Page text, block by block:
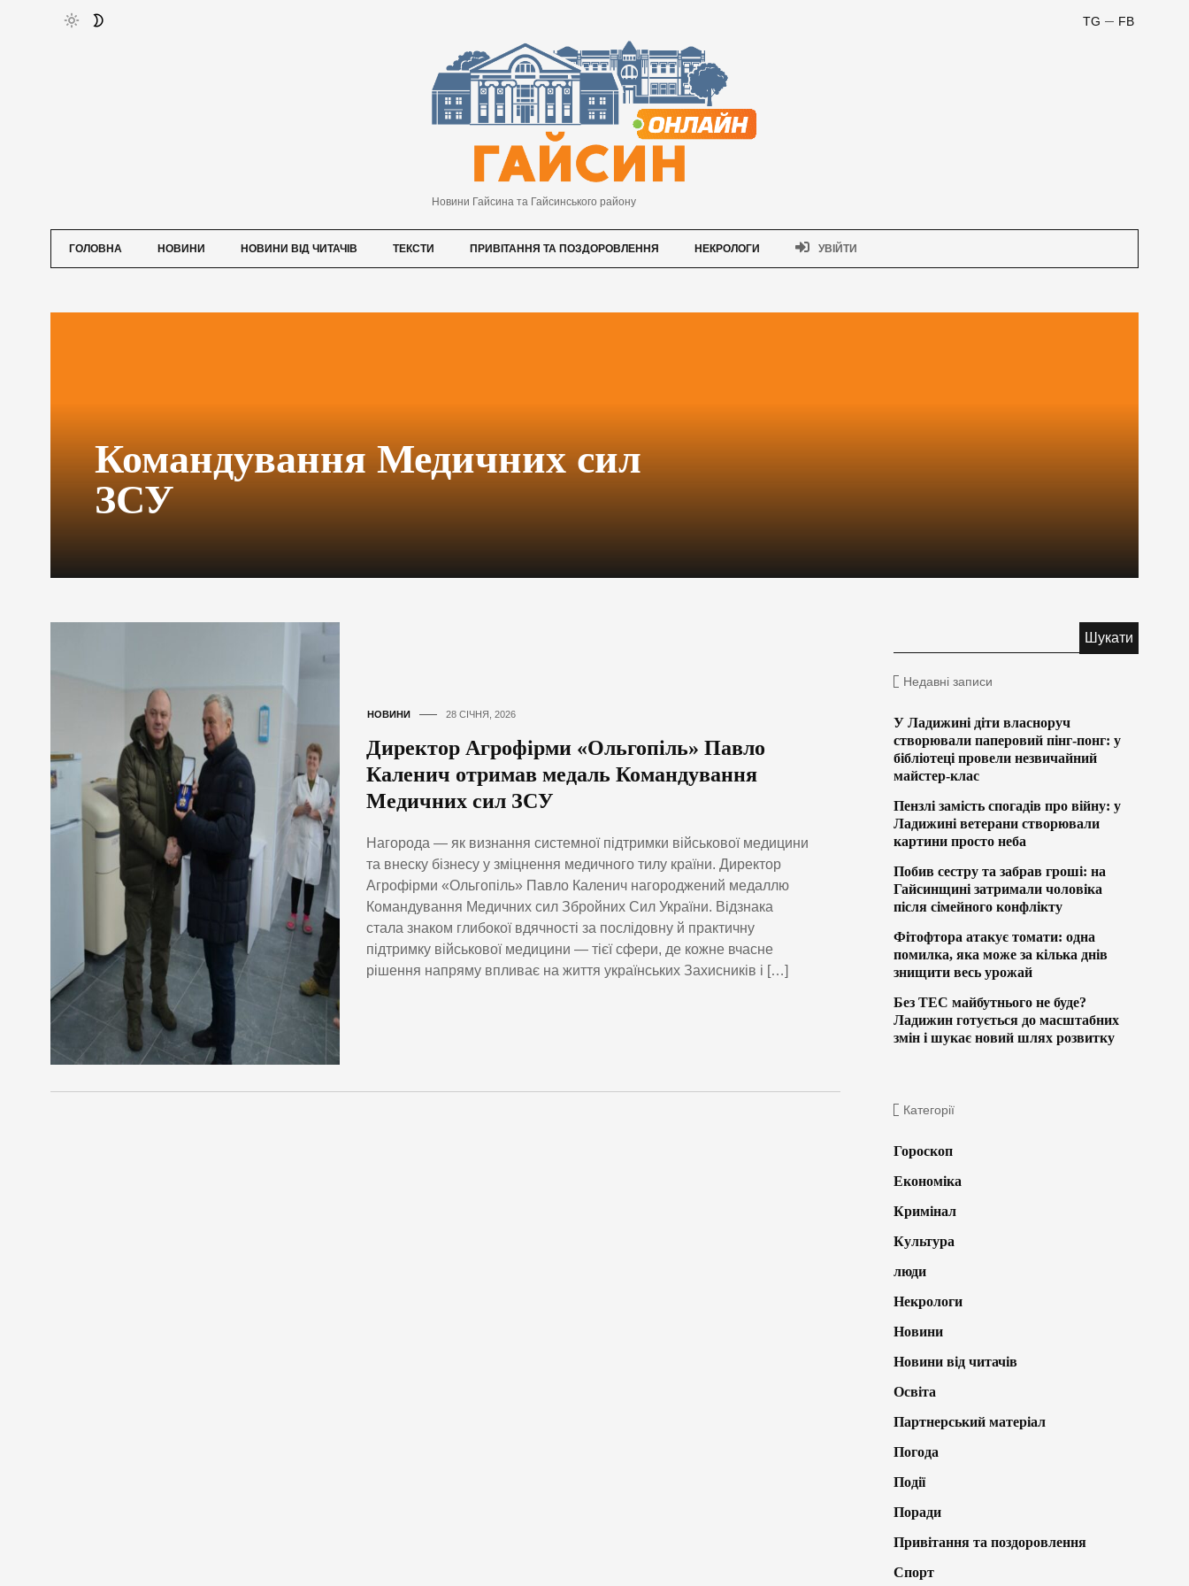
FB
TG
Новини Гайсина та Гайсинського району
ГОЛОВНА НОВИНИ НОВИНИ ВІД ЧИТАЧІВ ТЕКСТИ ПРИВІТАННЯ ТА ПОЗДОРОВЛЕННЯ НЕКРОЛОГИ УВІЙТИ
Командування Медичних сил
ЗСУ
НОВИНИ 28 СІЧНЯ, 2026
Директор Агрофірми «Ольгопіль» Павло
Каленич отримав медаль Командування
Медичних сил ЗСУ
Нагорода — як визнання системної підтримки військової медицини
та внеску бізнесу у зміцнення медичного тилу країни. Директор
Агрофірми «Ольгопіль» Павло Каленич нагороджений медаллю
Командування Медичних сил Збройних Сил України. Відзнака
стала знаком глибокої вдячності за послідовну й практичну
підтримку військової медицини — тієї сфери, де кожне вчасне
рішення напряму впливає на життя українських Захисників і […]
Недавні записи
У Ладижині діти власноруч
створювали паперовий пінг-понг: у
бібліотеці провели незвичайний
майстер-клас
Пензлі замість спогадів про війну: у
Ладижині ветерани створювали
картини просто неба
Побив сестру та забрав гроші: на
Гайсинщині затримали чоловіка
після сімейного конфлікту
Фітофтора атакує томати: одна
помилка, яка може за кілька днів
знищити весь урожай
Без ТЕС майбутнього не буде?
Ладижин готується до масштабних
змін і шукає новий шлях розвитку
Категорії
Гороскоп
Економіка
Кримінал
Культура
люди
Некрологи
Новини
Новини від читачів
Освіта
Партнерський матеріал
Погода
Події
Поради
Привітання та поздоровлення
Спорт